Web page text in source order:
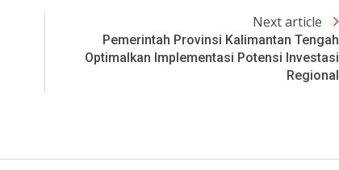
Next article
Pemerintah Provinsi Kalimantan Tengah
Optimalkan Implementasi Potensi Investasi
Regional